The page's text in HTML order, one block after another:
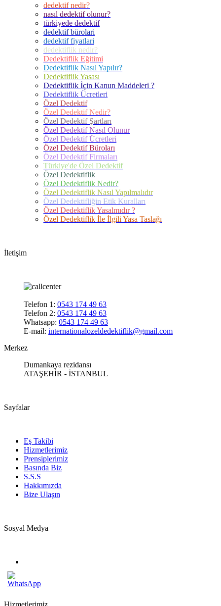
dedektif nedir?
nasıl dedektif olunur?
türkiyede dedektif
dedektif bürolari
dedektif fiyatlari
dedektiflik nedir?
Dedektiflik Eğitimi
Dedektiflik Nasıl Yapılır?
Dedektiflik Yasası
Dedektiflik İçin Kanun Maddeleri ?
Dedektiflik Ücretleri
Özel Dedektif
Özel Dedektif Nedir?
Özel Dedektif Şartları
Özel Dedektif Nasıl Olunur
Özel Dedektif Ücretleri
Özel Dedektif Büroları
Özel Dedektif Firmaları
Türkiye'de Özel Dedektif
Özel Dedektiflik
Özel Dedektiflik Nedir?
Özel Dedektiflik Nasıl Yapılmalıdır
Özel Dedektifliğin Etik Kuralları
Özel Dedektiflik Yasalmıdır ?
Özel Dedektiflik İle İlgili Yasa Taslağı
İletişim
Telefon 1: 0543 174 49 63
Telefon 2: 0543 174 49 63
Whatsapp: 0543 174 49 63
E-mail: internationalozeldedektiflik@gmail.com
Merkez
Dumankaya rezidansı
ATAŞEHİR - İSTANBUL
Sayfalar
Eş Takibi
Hizmetlerimiz
Prensiplerimiz
Basında Biz
S.S.S
Hakkımızda
Bize Ulaşın
Sosyal Medya
Hizmetlerimiz